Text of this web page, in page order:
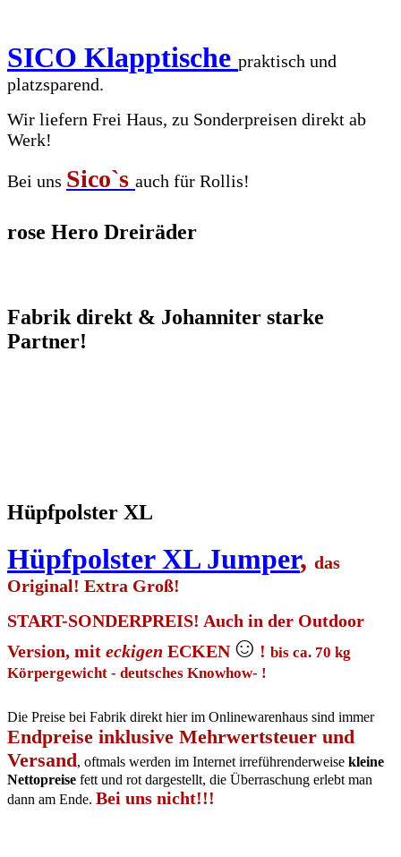
SICO Klapptische praktisch und
platzsparend.
Wir liefern Frei Haus, zu Sonderpreisen direkt ab
Werk!
Bei uns Sico`s auch für Rollis!
rose Hero Dreiräder
Fabrik direkt & Johanniter starke
Partner!
Hüpfpolster XL
Hüpfpolster XL Jumper, das
Original! Extra Groß!
START-SONDERPREIS! Auch in der Outdoor
Version, mit eckigen ECKEN☺ ! bis ca. 70 kg
Körpergewicht - deutsches Knowhow- !
Die Preise bei Fabrik direkt hier im Onlinewarenhaus sind immer
Endpreise inklusive Mehrwertsteuer und
Versand, oftmals werden im Internet irreführenderweise kleine
Nettopreise fett und rot dargestellt, die Überraschung erlebt man
dann am Ende. Bei uns nicht!!!